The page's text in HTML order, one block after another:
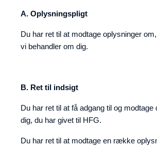
A. Oplysningspligt
Du har ret til at modtage oplysninger
vi behandler om dig.
B. Ret til indsigt
Du har ret til at få adgang til og modtage
dig, du har givet til HFG.
Du har ret til at modtage en række